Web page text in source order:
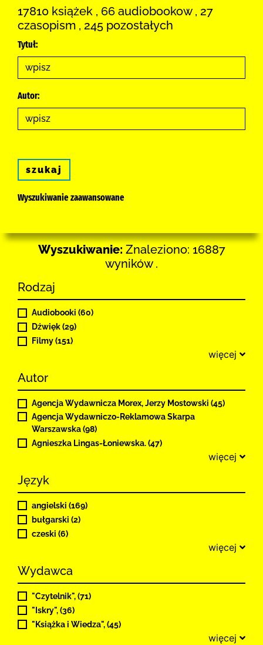
17810 książek , 66 audiobookow , 27
czasopism , 245 pozostałych
Tytuł:
Autor:
szukaj
Wyszukiwanie zaawansowane
Wyszukiwanie: Znaleziono: 16887
wyników .
Rodzaj
Audiobooki (60)
Dźwięk (29)
Filmy (151)
więcej
Autor
Agencja Wydawnicza Morex, Jerzy Mostowski (45)
Agencja Wydawniczo-Reklamowa Skarpa
Warszawska (98)
Agnieszka Lingas-Łoniewska. (47)
więcej
Język
angielski (169)
bułgarski (2)
czeski (6)
więcej
Wydawca
"Czytelnik", (71)
"Iskry", (36)
"Książka i Wiedza", (45)
więcej